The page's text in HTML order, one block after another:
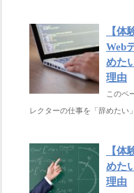
【体
Web
めた
理由
このペ
レクターの仕事を「辞めたい
【体
めた
理由